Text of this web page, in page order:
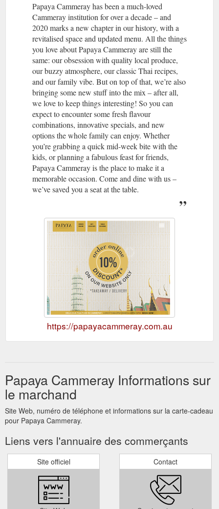
Papaya Cammeray has been a much-loved
Cammeray institution for over a decade – and
2020 marks a new chapter in our history, with a
revitalised space and updated menu. All the things
you love about Papaya Cammeray are still the
same: our obsession with quality local produce,
our buzzy atmosphere, our classic Thai recipes,
and our family vibe. But on top of that, we’re also
bringing some new stuff into the mix – after all,
we love to keep things interesting! So you can
expect to encounter some fresh flavour
combinations, innovative specials, and new
options the whole family can enjoy. Whether
you’re grabbing a quick mid-week bite with the
kids, or planning a fabulous feast for friends,
Papaya Cammeray is the place to make it a
memorable occasion. Come and dine with us –
we’ve saved you a seat at the table.
https://papayacammeray.com.au
Papaya Cammeray Informations sur
le marchand
Site Web, numéro de téléphone et informations sur la carte-cadeau
pour Papaya Cammeray.
Liens vers l'annuaire des commerçants
Site officiel Contact